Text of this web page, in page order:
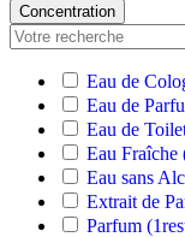
Concentration
Eau de
Eau de
Eau de
Eau Fraîche
Eau sans
Extrait de
Parfum (1